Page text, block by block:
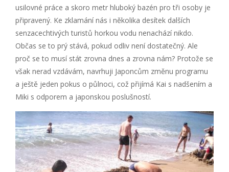
usilovné práce a skoro metr hluboký bazén pro tři osoby je
připravený. Ke zklamání nás i několika desítek dalších
senzacechtivých turistů horkou vodu nenachází nikdo.
Občas se to prý stává, pokud odliv není dostatečný. Ale
proč se to musí stát zrovna dnes a zrovna nám? Protože se
však nerad vzdávám, navrhuji Japoncům změnu programu
a ještě jeden pokus o půlnoci, což přijímá Kai s nadšením a
Miki s odporem a japonskou poslušností.